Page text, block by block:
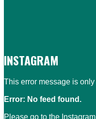
INSTAGRAM
This error message is
Error: No feed found.
Please go to the